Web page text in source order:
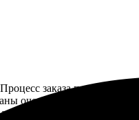
заказа прост и
очень качественно.